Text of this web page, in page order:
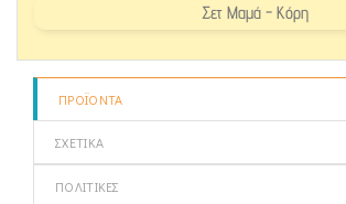
Σετ Μαμά - Κόρη
ΠΡΟΪΌΝΤΑ
ΣΧΕΤΙΚΆ
ΠΟΛΙΤΙΚΈΣ